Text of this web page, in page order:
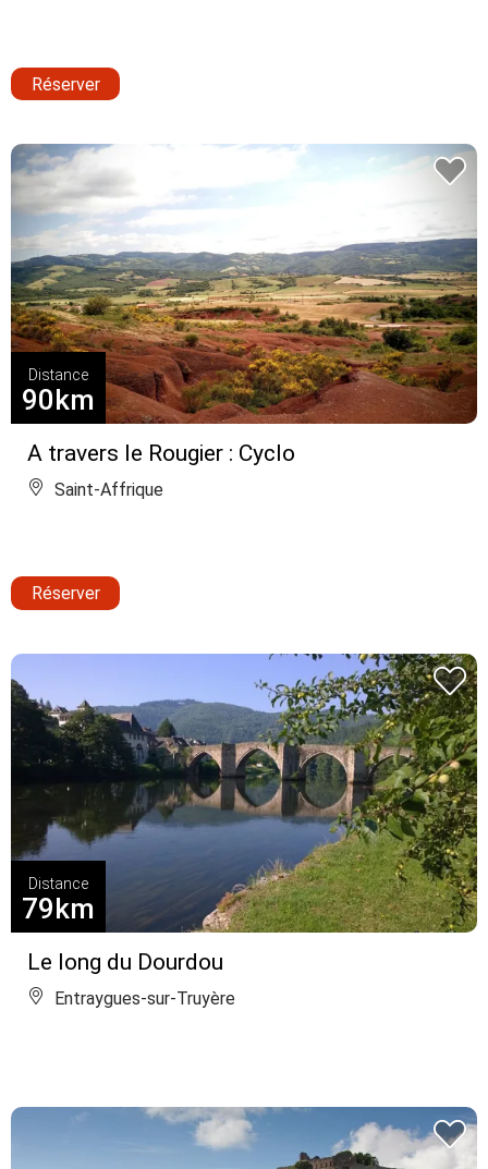
Réserver
A travers le Rougier : Cyclo
Distance
90km
Saint-Affrique
Réserver
Le long du Dourdou
Distance
79km
Entraygues-sur-Truyère